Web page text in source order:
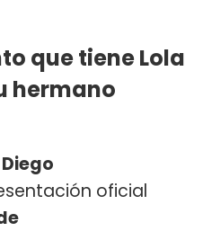
que tiene Lola
hermano
oficial